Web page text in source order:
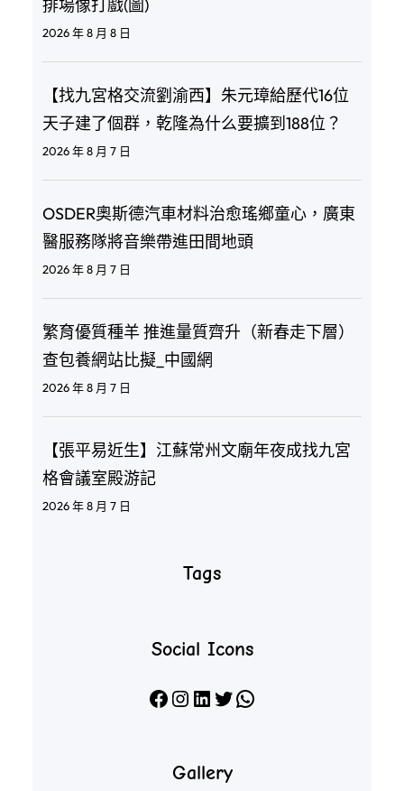
排場像打戲(圖)
2026 年 8 月 8 日
【找九宮格交流劉渝西】朱元璋給歷代16位
天子建了個群，乾隆為什么要擴到188位？
2026 年 8 月 7 日
OSDER奧斯德汽車材料治愈瑤鄉童心，廣東
醫服務隊將音樂帶進田間地頭
2026 年 8 月 7 日
繁育優質種羊 推進量質齊升（新春走下層）
查包養網站比擬_中國網
2026 年 8 月 7 日
【張平易近生】江蘇常州文廟年夜成找九宮
格會議室殿游記
2026 年 8 月 7 日
Tags
Social Icons
Facebook Instagram LinkedIn X WhatsApp
Gallery